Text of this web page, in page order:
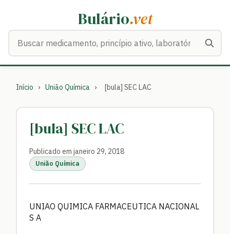
Bulário.vet
Início › União Química › [bula] SEC LAC
[bula] SEC LAC
Publicado em janeiro 29, 2018
União Química
UNIAO QUIMICA FARMACEUTICA NACIONAL
S A